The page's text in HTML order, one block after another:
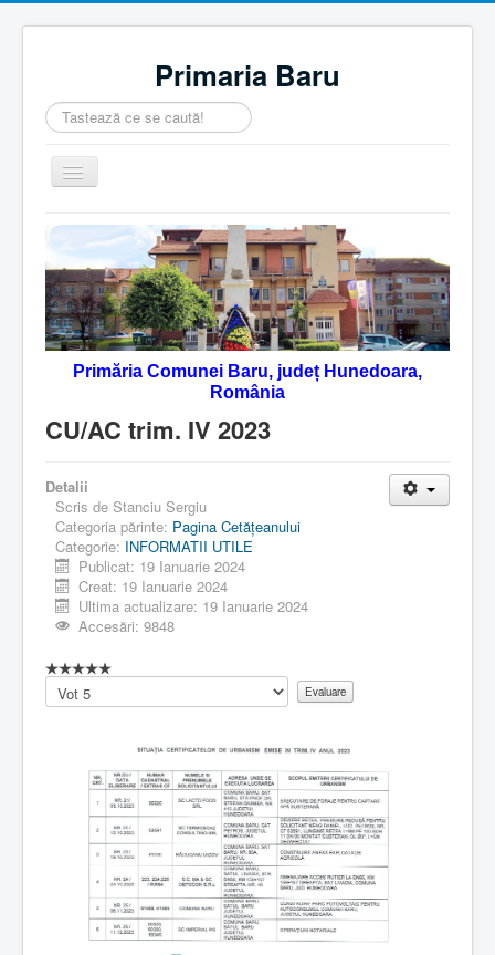
Primaria Baru
Căutare
...
Comută
navigarea
Home
Despre noi
Noutăţi
Contact
Servicii Online
Primăria Comunei Baru, județ Hunedoara,
România
CU/AC trim. IV 2023
Detalii
Scris de Stanciu Sergiu
Categoria părinte: Pagina Cetăţeanului
Categorie: INFORMATII UTILE
Publicat: 19 Ianuarie 2024
Creat: 19 Ianuarie 2024
Ultima actualizare: 19 Ianuarie 2024
Accesări: 9848
Vă
rugăm